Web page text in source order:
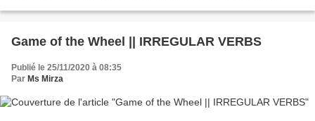
Game of the Wheel || IRREGULAR VERBS
Publié le 25/11/2020 à 08:35
Par Ms Mirza